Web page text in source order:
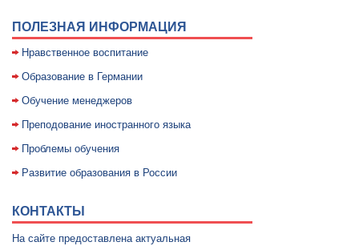
ПОЛЕЗНАЯ ИНФОРМАЦИЯ
Нравственное воспитание
Образование в Германии
Обучение менеджеров
Преподование иностранного языка
Проблемы обучения
Развитие образования в России
КОНТАКТЫ
На сайте предоставлена актуальная